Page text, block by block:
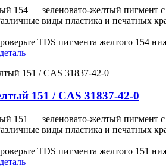
154 — зеленовато-желтый пигмент с
виды пластика и печатных
TDS пигмента желтого 154
деталь
151 / CAS 31837-42-0
151 — зеленовато-желтый пигмент с
виды пластика и печатных
TDS пигмента желтого 151
деталь